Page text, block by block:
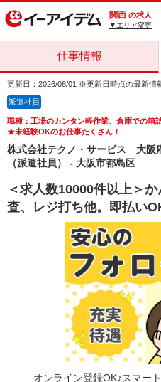
関西 の求人
▼エリア変更
仕事情報
更新日：2026/08/01 ※更新日時点の最新情
派遣社員
職種：工場のカンタン軽作業、倉庫での箱
★未経験OKのお仕事たくさん！
株式会社テクノ・サービス 大阪
（派遣社員） - 大阪市都島区
＜求人数10000件以上＞
査、レジ打ち他。即払い
オンライン登録OK♪スマー